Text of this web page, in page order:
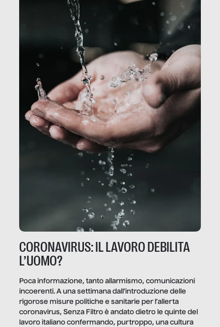
CORONAVIRUS: IL LAVORO DEBILITA
L’UOMO?
Poca informazione, tanto allarmismo, comunicazioni
incoerenti. A una settimana dall’introduzione delle
rigorose misure politiche e sanitarie per l’allerta
coronavirus, Senza Filtro è andato dietro le quinte del
lavoro italiano confermando, purtroppo, una cultura